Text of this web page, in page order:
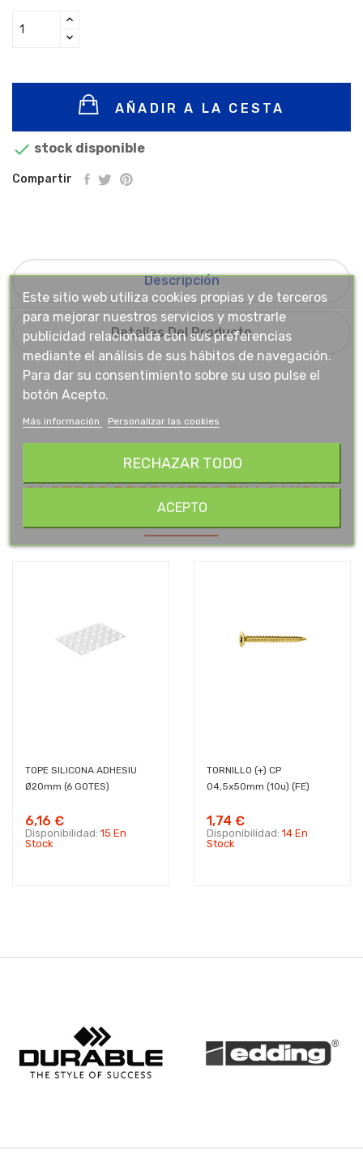
AÑADIR A LA CESTA
 stock disponible
Compartir
Descripción
Detalles Del Producto
16 OTROS PRODUCTOS EN LA MISMA
CATEGORÍA:
TOPE SILICONA ADHESIU
Ø20mm (6 GOTES)
6,16 €
Disponibilidad: 15 En
Stock
TORNILLO (+) CP
04,5x50mm (10u) (FE)
1,74 €
Disponibilidad: 14 En
Stock
Este sitio web utiliza cookies propias y de terceros
para mejorar nuestros servicios y mostrarle
publicidad relacionada con sus preferencias
mediante el análisis de sus hábitos de navegación.
Para dar su consentimiento sobre su uso pulse el
botón Acepto.
Más información Personalizar las cookies
RECHAZAR TODO
ACEPTO